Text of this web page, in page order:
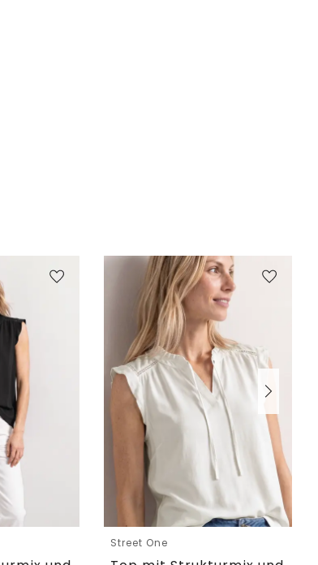
Street One